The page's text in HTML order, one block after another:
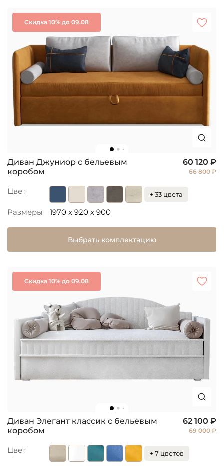
Скидка 10% до 09.08
Диван Джуниор с бельевым
коробом
60 120 ₽
66 800 ₽
Цвет + 33 цвета
Размеры 1970 x 920 x 900
Выбрать комплектацию
Скидка 10% до 09.08
Диван Элегант классик с бельевым
коробом
62 100 ₽
69 000 ₽
Цвет + 7 цветов